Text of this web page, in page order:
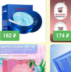
182 ₽ 174 ₽